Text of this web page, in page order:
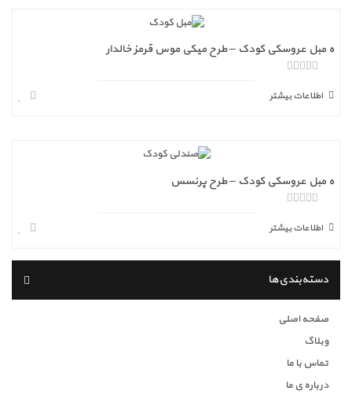
ه مبل عروسکی کودک – طرح میکی موس قرمز خالدار
ز
5
اطلاعات بیشتر
ه مبل عروسکی کودک – طرح پرنسس
ز
5
اطلاعات بیشتر
دسته‌بندی‌ها
صفحه اصلی
وبلاگ
تماس با ما
درباره ی ما